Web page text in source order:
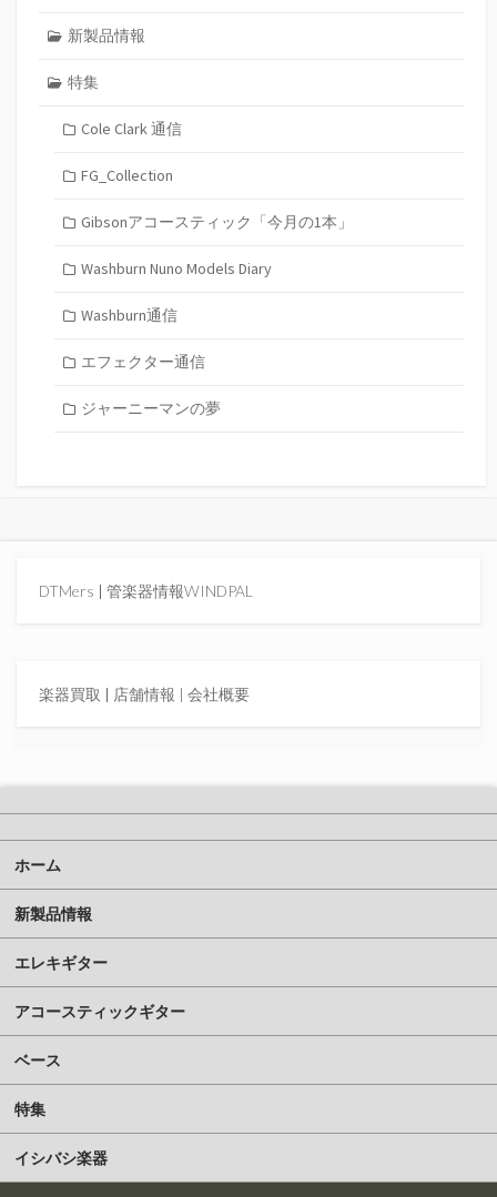
新製品情報
特集
Cole Clark 通信
FG_Collection
Gibsonアコースティック「今月の1本」
Washburn Nuno Models Diary
Washburn通信
エフェクター通信
ジャーニーマンの夢
DTMers | 管楽器情報WINDPAL
楽器買取 | 店舗情報 | 会社概要
ホーム
新製品情報
エレキギター
アコースティックギター
ベース
特集
イシバシ楽器